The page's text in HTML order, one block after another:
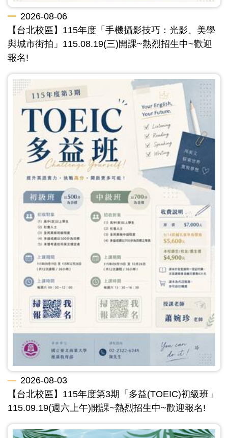
2026-08-06
【台北校區】115年度「手機攝影技巧：光影、美學
與城市街拍」115.08.19(三)開課~熱烈招生中~歡迎
報名!
2026-08-03
【台北校區】115年度第3期「多益(TOEIC)初級班」
115.09.19(週六上午)開課~熱烈招生中~歡迎報名!